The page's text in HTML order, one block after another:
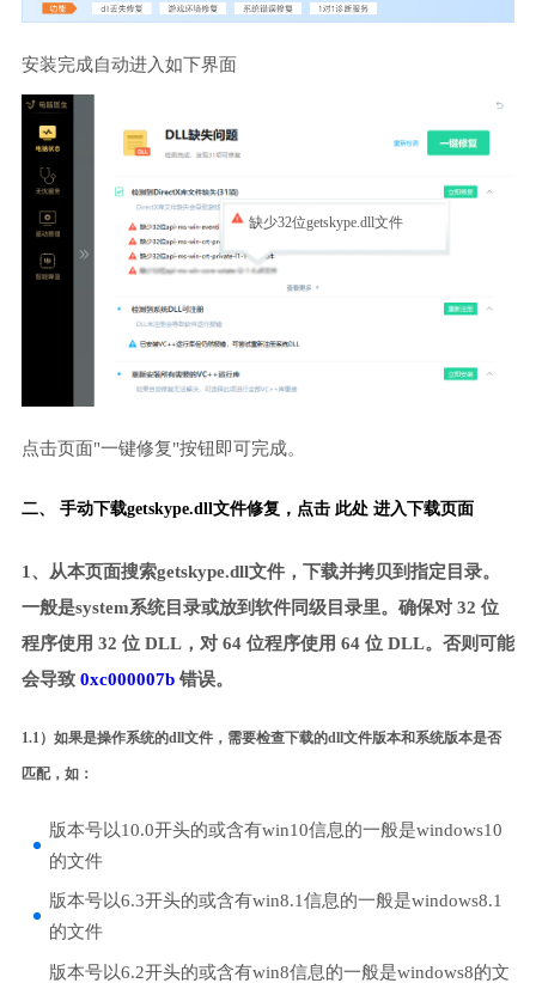
安装完成自动进入如下界面
缺少32位getskype.dll文件
点击页面"一键修复"按钮即可完成。
二、 手动下载getskype.dll文件修复， 点击 此处 进入下载页面
1、从本页面搜索getskype.dll文件，下载并拷贝到指定目录。
一般是system系统目录或放到软件同级目录里。确保对 32 位
程序使用 32 位 DLL，对 64 位程序使用 64 位 DLL。否则可能
会导致 0xc000007b错误。
1.1）如果是操作系统的dll文件，需要检查下载的dll文件版本和系统版本是否
匹配，如：
版本号以10.0开头的或含有win10信息的一般是windows10
的文件
版本号以6.3开头的或含有win8.1信息的一般是windows8.1
的文件
版本号以6.2开头的或含有win8信息的一般是windows8的文